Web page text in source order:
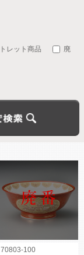
レット商品
廃
70803-100